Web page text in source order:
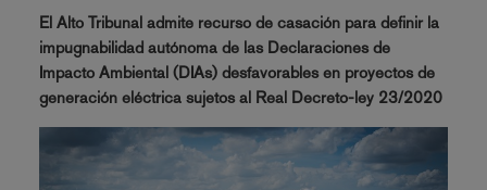
El Alto Tribunal admite recurso de casación para definir la
impugnabilidad autónoma de las Declaraciones de
Impacto Ambiental (DIAs) desfavorables en proyectos de
generación eléctrica sujetos al Real Decreto-ley 23/2020